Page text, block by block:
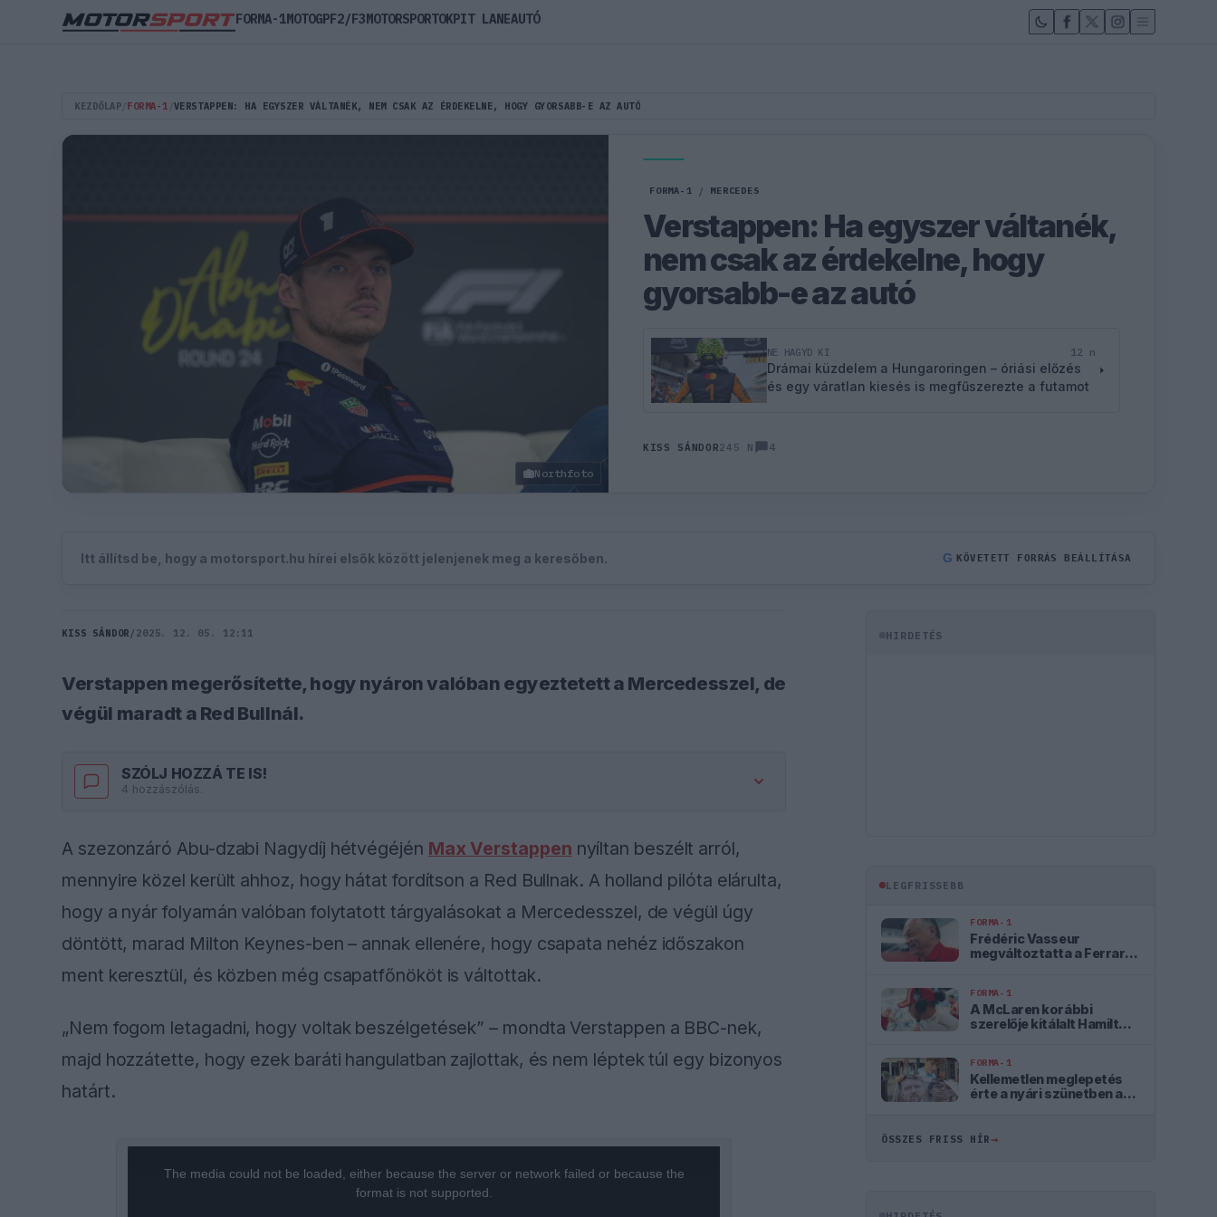
KEZDŐLAP FORMA-1 VERSTAPPEN: HA EGYSZER VÁLTANÉK, NEM CSAK AZ ÉRDEKELNE, HOGY GYORSABB-E AZ AUTÓ
Northfoto
FORMA-1 / MERCEDES
Verstappen: Ha egyszer váltanék,
nem csak az érdekelne, hogy
gyorsabb-e az autó
NE HAGYD KI 12 n
Drámai küzdelem a Hungaroringen – óriási előzés
és egy váratlan kiesés is megfűszerezte a futamot
KISS SÁNDOR245 N 4
Itt állítsd be, hogy a motorsport.hu hírei elsők között jelenjenek meg a keresőben. G KÖVETETT FORRÁS BEÁLLÍTÁSA
KISS SÁNDOR / 2025. 12. 05. 12:11
Verstappen megerősítette, hogy nyáron valóban egyeztetett a Mercedesszel, de
végül maradt a Red Bullnál.
SZÓLJ HOZZÁ TE IS!
4 hozzászólás.
A szezonzáró Abu-dzabi Nagydíj hétvégéjén Max Verstappen nyíltan beszélt arról,
mennyire közel került ahhoz, hogy hátat fordítson a Red Bullnak. A holland pilóta elárulta,
hogy a nyár folyamán valóban folytatott tárgyalásokat a Mercedesszel, de végül úgy
döntött, marad Milton Keynes-ben – annak ellenére, hogy csapata nehéz időszakon
ment keresztül, és közben még csapatfőnököt is váltottak.
„Nem fogom letagadni, hogy voltak beszélgetések” – mondta Verstappen a BBC-nek,
majd hozzátette, hogy ezek baráti hangulatban zajlottak, és nem léptek túl egy bizonyos
határt.
The media could not be loaded, either because the server or network failed or because the
format is not supported.
HIRDETÉS
LEGFRISSEBB
FORMA-1
Frédéric Vasseur
megváltoztatta a Ferrari
FORMA-1
A McLaren korábbi
szerelője kitálalt Hamilton
FORMA-1
Kellemetlen meglepetés
érte a nyári szünetben a
ÖSSZES FRISS HÍR→
FORMA-1MOTOGPF2/F3MOTORSPORTOKPIT LANEAUTÓ